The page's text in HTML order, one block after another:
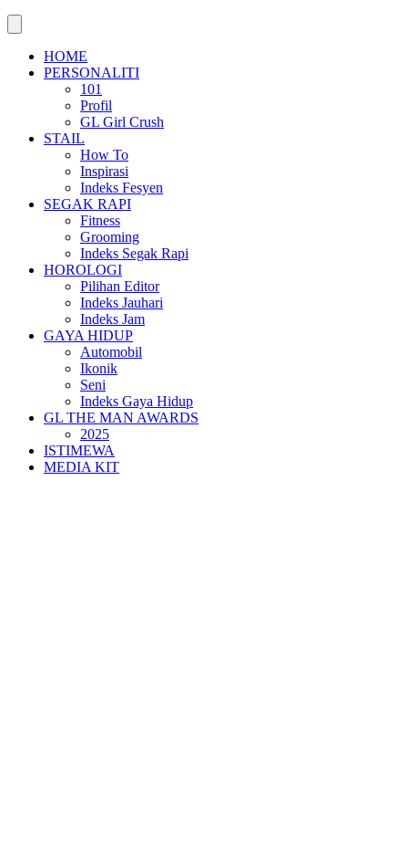
HOME
PERSONALITI
101
Profil
GL Girl Crush
STAIL
How To
Inspirasi
Indeks Fesyen
SEGAK RAPI
Fitness
Grooming
Indeks Segak Rapi
HOROLOGI
Pilihan Editor
Indeks Jauhari
Indeks Jam
GAYA HIDUP
Automobil
Ikonik
Seni
Indeks Gaya Hidup
GL THE MAN AWARDS
2025
ISTIMEWA
MEDIA KIT